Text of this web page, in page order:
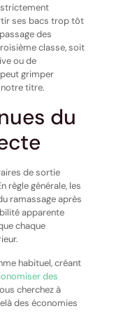
ses bacs trop tôt
des
classe, soit
ou de
grimper
titre.
du
de sortie
règle générale, les
ramassage après
apparente
chaque
habituel, créant
des
cherchez à
des économies